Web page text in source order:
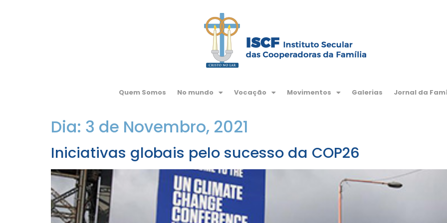
Quem Somos No mundo Vocação Movimentos Galerias Jornal da
Dia: 3 de Novembro, 2021
Iniciativas globais pelo sucesso da COP26